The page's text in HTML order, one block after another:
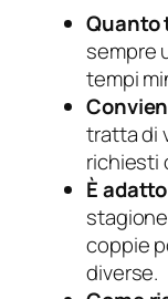
Quanto
sempre
tempi
tratta di
richiesti
È
coppie
diverse.